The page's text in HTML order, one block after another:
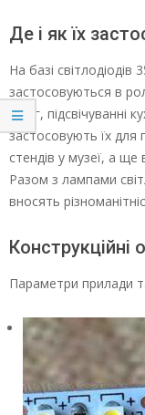
Де і як їх
На базі
застосовуються в
доріг, підсвічуванні
застосовують їх для
стендів у музеї, а ще
Разом з лампами
вносять
Конструкційні
Параметри прилади